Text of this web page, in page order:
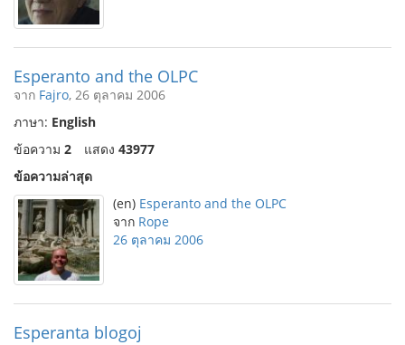
Esperanto and the OLPC
จาก Fajro, 26 ตุลาคม 2006
ภาษา: English
ข้อความ 2 แสดง 43977
ข้อความล่าสุด
(en) Esperanto and the OLPC
จาก Rope
26 ตุลาคม 2006
Esperanta blogoj